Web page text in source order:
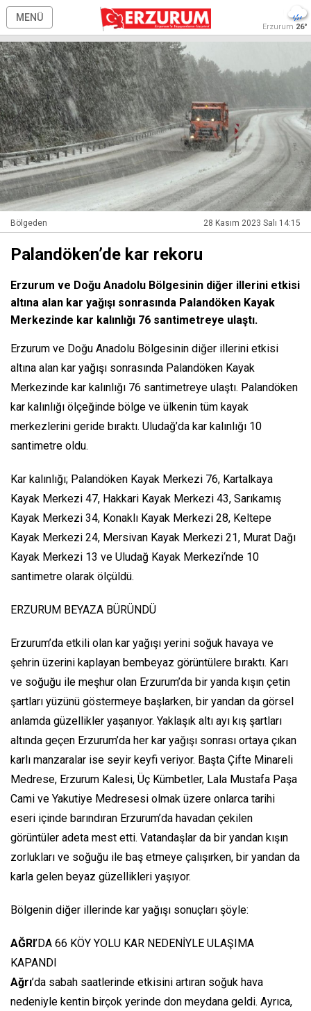
MENÜ
Erzurum 26°
Bölgeden 28 Kasım 2023 Salı 14:15
Palandöken’de kar rekoru
Erzurum ve Doğu Anadolu Bölgesinin diğer illerini etkisi
altına alan kar yağışı sonrasında Palandöken Kayak
Merkezinde kar kalınlığı 76 santimetreye ulaştı.
Erzurum ve Doğu Anadolu Bölgesinin diğer illerini etkisi
altına alan kar yağışı sonrasında Palandöken Kayak
Merkezinde kar kalınlığı 76 santimetreye ulaştı. Palandöken
kar kalınlığı ölçeğinde bölge ve ülkenin tüm kayak
merkezlerini geride bıraktı. Uludağ’da kar kalınlığı 10
santimetre oldu.
Kar kalınlığı; Palandöken Kayak Merkezi 76, Kartalkaya
Kayak Merkezi 47, Hakkari Kayak Merkezi 43, Sarıkamış
Kayak Merkezi 34, Konaklı Kayak Merkezi 28, Keltepe
Kayak Merkezi 24, Mersivan Kayak Merkezi 21, Murat Dağı
Kayak Merkezi 13 ve Uludağ Kayak Merkezi‘nde 10
santimetre olarak ölçüldü.
ERZURUM BEYAZA BÜRÜNDÜ
Erzurum’da etkili olan kar yağışı yerini soğuk havaya ve
şehrin üzerini kaplayan bembeyaz görüntülere bıraktı. Karı
ve soğuğu ile meşhur olan Erzurum’da bir yanda kışın çetin
şartları yüzünü göstermeye başlarken, bir yandan da görsel
anlamda güzellikler yaşanıyor. Yaklaşık altı ayı kış şartları
altında geçen Erzurum’da her kar yağışı sonrası ortaya çıkan
karlı manzaralar ise seyir keyfi veriyor. Başta Çifte Minareli
Medrese, Erzurum Kalesi, Üç Kümbetler, Lala Mustafa Paşa
Cami ve Yakutiye Medresesi olmak üzere onlarca tarihi
eseri içinde barındıran Erzurum’da havadan çekilen
görüntüler adeta mest etti. Vatandaşlar da bir yandan kışın
zorlukları ve soğuğu ile baş etmeye çalışırken, bir yandan da
karla gelen beyaz güzellikleri yaşıyor.
Bölgenin diğer illerinde kar yağışı sonuçları şöyle:
AĞRI ’DA 66 KÖY YOLU KAR NEDENİYLE ULAŞIMA
KAPANDI
Ağrı’da sabah saatlerinde etkisini artıran soğuk hava
nedeniyle kentin birçok yerinde don meydana geldi. Ayrıca,